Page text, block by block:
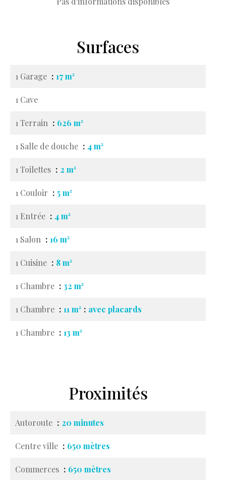
Surfaces
1 Garage 17 m²
1 Cave
1 Terrain 626 m²
1 Salle de douche 4 m²
1 Toilettes 2 m²
1 Couloir 5 m²
1 Entrée 4 m²
1 Salon 16 m²
1 Cuisine 8 m²
1 Chambre 32 m²
1 Chambre 11 m² avec placards
1 Chambre 13 m²
Proximités
Autoroute 20 minutes
Centre ville 650 mètres
Commerces 650 mètres